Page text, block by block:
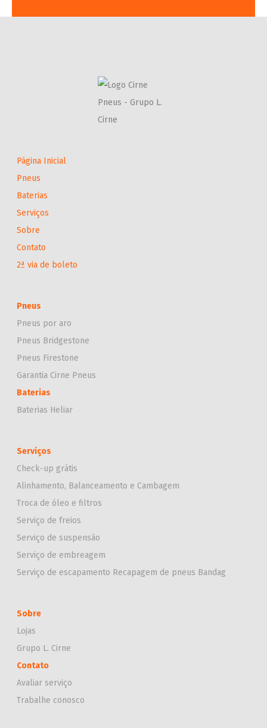
Página Inicial
Pneus
Baterias
Serviços
Sobre
Contato
2ª via de boleto
Pneus
Pneus por aro
Pneus Bridgestone
Pneus Firestone
Garantia Cirne Pneus
Baterias
Baterias Heliar
Serviços
Check-up grátis
Alinhamento, Balanceamento e Cambagem
Troca de óleo e filtros
Serviço de freios
Serviço de suspensão
Serviço de embreagem
Serviço de escapamento Recapagem de pneus Bandag
Sobre
Lojas
Grupo L. Cirne
Contato
Avaliar serviço
Trabalhe conosco